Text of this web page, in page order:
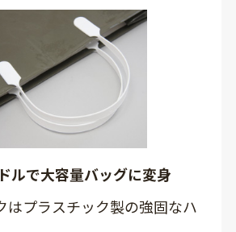
ルで大容量バッグに変身
はプラスチック製の強固なハ